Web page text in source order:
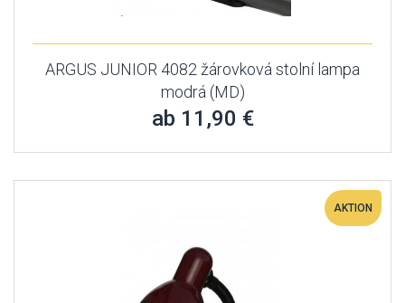
ARGUS JUNIOR 4082 žárovková stolní lampa
modrá (MD)
ab 11,90 €
AKTION